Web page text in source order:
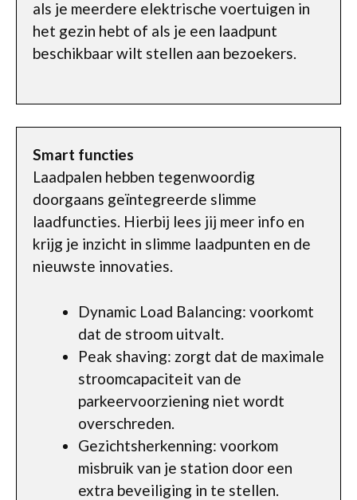
als je meerdere elektrische voertuigen in
het gezin hebt of als je een laadpunt
beschikbaar wilt stellen aan bezoekers.
Smart functies
Laadpalen hebben tegenwoordig
doorgaans geïntegreerde slimme
laadfuncties. Hierbij lees jij meer info en
krijg je inzicht in slimme laadpunten en de
nieuwste innovaties.
Dynamic Load Balancing: voorkomt
dat de stroom uitvalt.
Peak shaving: zorgt dat de maximale
stroomcapaciteit van de
parkeervoorziening niet wordt
overschreden.
Gezichtsherkenning: voorkom
misbruik van je station door een
extra beveiliging in te stellen.